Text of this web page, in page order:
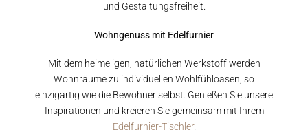
und Gestaltungsfreiheit.
Wohngenuss mit Edelfurnier
Mit dem heimeligen, natürlichen Werkstoff werden
Wohnräume zu individuellen Wohlfühloasen, so
einzigartig wie die Bewohner selbst. Genießen Sie unsere
Inspirationen und kreieren Sie gemeinsam mit Ihrem
Edelfurnier-Tischler.